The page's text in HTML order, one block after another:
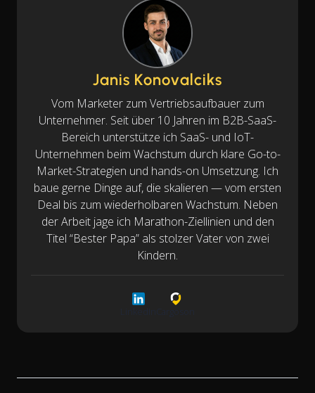
Janis Konovalciks
Vom Marketer zum Vertriebsaufbauer zum
Unternehmer. Seit über 10 Jahren im B2B-SaaS-
Bereich unterstütze ich SaaS- und IoT-
Unternehmen beim Wachstum durch klare Go-to-
Market-Strategien und hands-on Umsetzung. Ich
baue gerne Dinge auf, die skalieren — vom ersten
Deal bis zum wiederholbaren Wachstum. Neben
der Arbeit jage ich Marathon-Ziellinien und den
Titel “Bester Papa” als stolzer Vater von zwei
Kindern.